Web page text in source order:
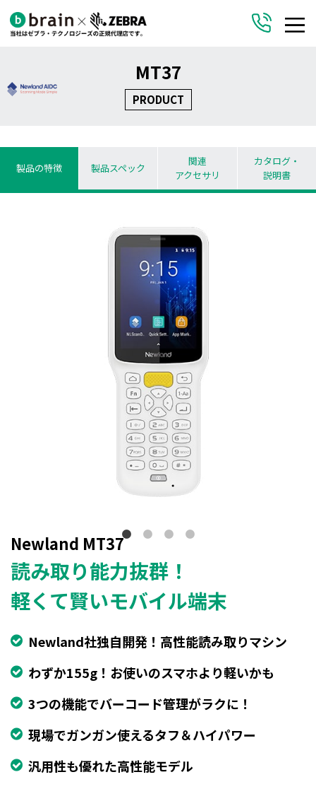
MT37
PRODUCT
製品の特徴 製品スペック
関連
アクセサリ
カタログ・
説明書
Newland MT37
読み取り能力抜群！
軽くて賢いモバイル端末
Newland社独自開発！高性能読み取りマシン
わずか155g！お使いのスマホより軽いかも
3つの機能でバーコード管理がラクに！
現場でガンガン使えるタフ＆ハイパワー
汎用性も優れた高性能モデル